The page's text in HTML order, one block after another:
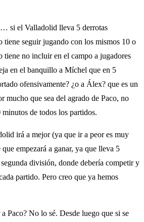
si el Valladolid lleva 5 derrotas
tiene seguir jugando con los mismos 10 o
tiene no incluir en el campo a jugadores
en el banquillo a Míchel que en 5
ofensivamente? ¿o a Álex? que es un
mucho que sea del agrado de Paco, no
de todos los partidos.
irá a mejor (ya que ir a peor es muy
empezará a ganar, ya que lleva 5
división, donde debería competir y
partido. Pero creo que ya hemos
Paco? No lo sé. Desde luego que si se